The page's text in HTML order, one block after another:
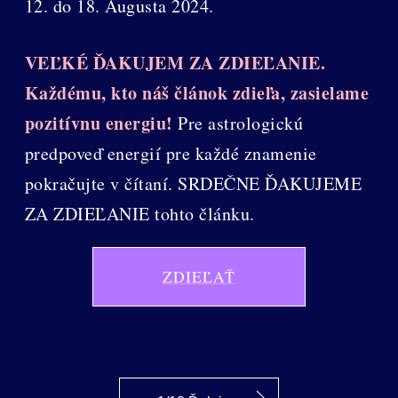
12. do 18. Augusta 2024.
VEĽKÉ ĎAKUJEM ZA ZDIEĽANIE.
Každému, kto náš článok zdieľa, zasielame
pozitívnu energiu! Pre astrologickú
predpoveď energií pre každé znamenie
pokračujte v čítaní. SRDEČNE ĎAKUJEME
ZA ZDIEĽANIE tohto článku.
ZDIEĽAŤ